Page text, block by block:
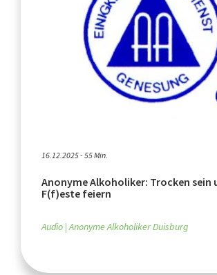
16.12.2025 - 55 Min.
Anonyme Alkoholiker: Trocken sein
F(f)este feiern
Audio Anonyme Alkoholiker Duisburg